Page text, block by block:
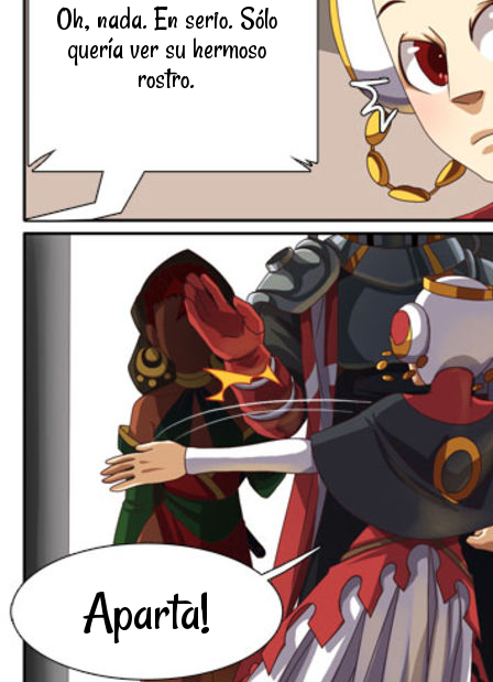
Oh, nada. En serio. Sólo
quería ver su hermoso
rostro.
Aparta!